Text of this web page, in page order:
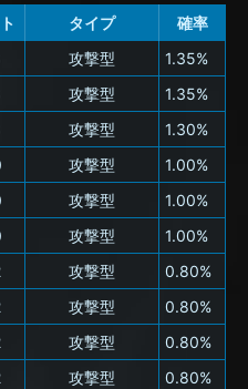
タイプ
確率
攻撃型
1.35%
攻撃型
1.35%
攻撃型
1.30%
攻撃型
1.00%
攻撃型
1.00%
攻撃型
1.00%
攻撃型
0.80%
攻撃型
0.80%
攻撃型
0.80%
攻撃型
0.80%